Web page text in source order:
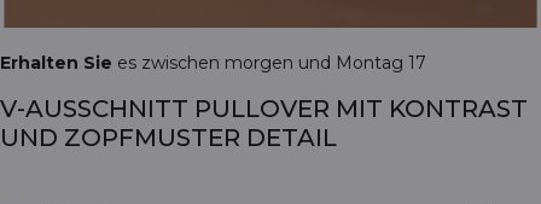
Erhalten Sie es zwischen morgen und Montag 17
V-AUSSCHNITT PULLOVER MIT KONTRAST
UND ZOPFMUSTER DETAIL